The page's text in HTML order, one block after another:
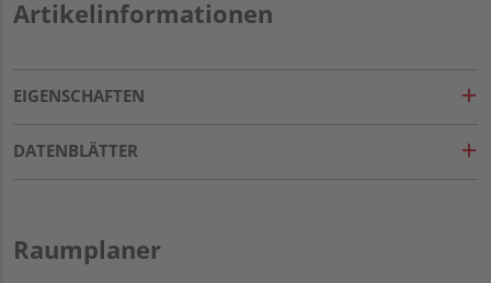
Artikelinformationen
EIGENSCHAFTEN
DATENBLÄTTER
Raumplaner